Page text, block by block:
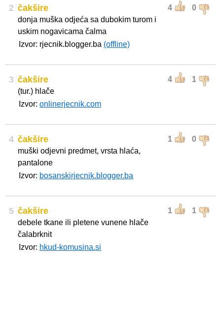
2 4 0
čakšire
donja muška odjeća sa dubokim turom i
uskim nogavicama čalma
Izvor: rjecnik.blogger.ba (offline)
3 4 1
čakšire
(tur.) hlače
Izvor: onlinerjecnik.com
4 1 0
čakšire
muški odjevni predmet, vrsta hlaća,
pantalone
Izvor: bosanskirjecnik.blogger.ba
5 1 1
čakšire
debele tkane ili pletene vunene hlače
čalabrknit
Izvor: hkud-komusina.si